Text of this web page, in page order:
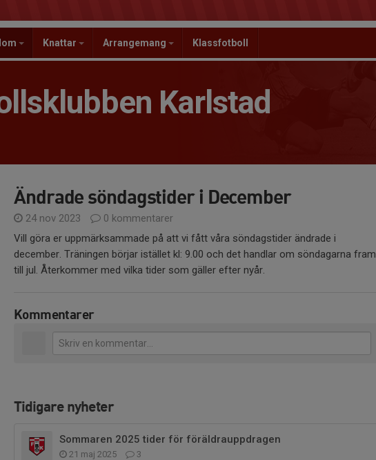
Knattar Arrangemang Klassfotboll
Karlstad
Ändrade söndagstider i December
24 nov 2023
0 kommentarer
Vill göra er uppmärksammade på att vi fått våra söndagstider ändrade i
december. Träningen börjar istället kl: 9.00 och det handlar om söndagarna fram
till jul. Återkommer med vilka tider som gäller efter nyår.
Kommentarer
Tidigare nyheter
Sommaren 2025 tider för föräldrauppdragen
21 maj 2025 3